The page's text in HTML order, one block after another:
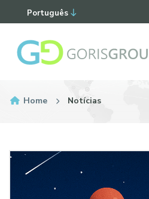
Português
Home Notícias